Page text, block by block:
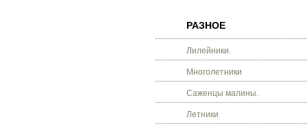
РАЗНОЕ
Лилейники.
Многолетники
Саженцы малины.
Летники